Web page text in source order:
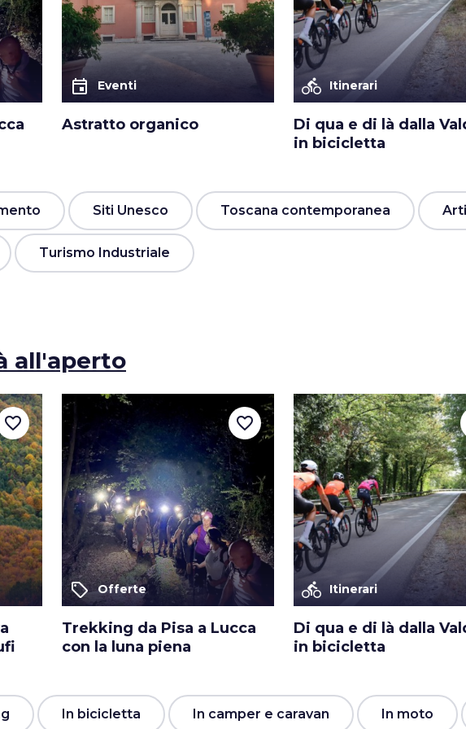
event Eventi
Astratto organico
directions_bike Itinerari
Di qua e di là dalla
in bicicletta
Siti Unesco Toscana contemporanea
Turismo Industriale
all'aperto
favorite_border
local_offer Offerte
Trekking da Pisa a Lucca
con la luna piena
favorite_border
directions_bike Itinerari
Di qua e di là dalla
in bicicletta
In bicicletta In camper e caravan In moto